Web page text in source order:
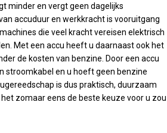
minder en vergt geen dagelijks
accuduur en werkkracht is vooruitgang
die veel kracht vereisen elektrisch
Met een accu heeft u daarnaast ook het
de kosten van benzine. Door een accu
stroomkabel en u hoeft geen benzine
is dus praktisch, duurzaam
zomaar eens de beste keuze voor u zou